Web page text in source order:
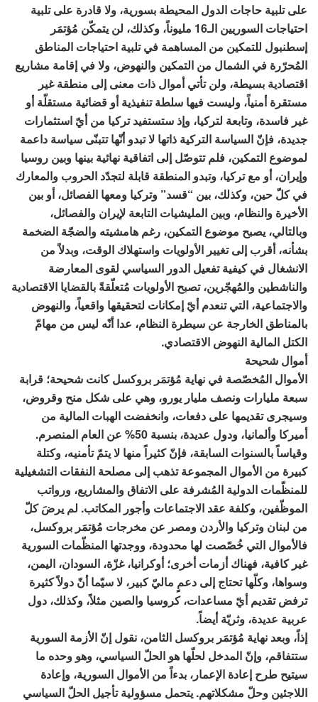
على تلبية حاجات الدول المحيطة بسورية، ولا قادرة على تلبية
احتياجات السوريين الـ16 مليوناً، وكذلك، لن يتمكّن مُؤتمَر
إسطنبول للتمكين من المساهمة في تلبية احتياجات المناطق
المُحرّرة في الشمال من التمكين والنهوض، ولا في إقامة مشاريع
اقتصادية بسيطة، ولن تأتي أموال ذات معنى إلى منطقة غير
مستقرة أمنياً، وليست فيها سلطة تنفيذية أو قضائية مستقلّة أو
غير فاسدة، وتابعة لتركيا، وإذ ستستفيد تركيا من أيّ استثمارات
جديدة، فإنّ السياسة التركية ذاتها لا تبدو أنّها تتبنّى سياسة داعمة
لموضوع التمكين، فلم تتوصّل إلى اتفاقية نهائية بينها وبين روسيا
وإيران، أو مع تركيا، وتبدو المنطقة قابلة لتجدّد الحروب والمعارك
في كلّ حين، وكذلك، بين “قسد” وتركيا ومعها الفصائل، أو بين
الأخيرة والنظام، وبين المليشيات التابعة لإيران والفصائل،
وبالتالي، يصبح موضوع التمكين، رغم هامشيته والضجّة الضخمة
بشأنه، أقرب إلى تغيير الأولويات واستهلاك الوقت، وبدلاً من
الانشغال في كيفية تفعيل الدور السياسي لقوى المعارضة
والناشطين والمُهجّرين، تصبح الأولويات مُتعلّقةً بالقضايا الاقتصادية
والاجتماعية، التي تنعدم أيّ إمكانات لتحقيقها واقعياً، والنهوض
بالمناطق الخارجة عن سيطرة النظام، عدا أنّه ليس من مهامّ
الكتل المالية النهوض الاقتصادي.
أموال شحيحة
الأموال المُخصّصة في نهاية مُؤتمَر بروكسل كانت شحيحة؛ قرابة
سبعة مليارات ونصف مليار يورو، وهي على شكل منح وقروض،
وسيجرى تقديمها على دفعات، وانخفضت الهبات المالية من
أميركا وألمانيا، ودول عديدة، بنسبة 50% عن العام المنصرم.
وقياساً بالسنوات السابقة، فإنّ كثيراً منها لا يتمّ تأمنيه، وكتلة
كبيرة من الأموال المجموعة تذهب إلى مصلحة النفقات التشغيلية
للمنظّمات الدولية المُشرفة على الاتفاق والمشاريع، ورواتب
الموظّفين، وكلفة عقد الاجتماعات وأجور المكاتب. لم يرضَ كلّ
من لبنان وتركيا والأردن ومصر عن مخرجات مُؤتمَر بروكسل،
فالأموال التي خُصّصت لها محدودة، ووجدتها المنظّمات السورية
غير كافية، فهناك أزمات أخرى؛ أوكرانيا، غزّة، السودان، اليمن،
وسواها، وكلّها تحتاج إلى دعمٍ ماليّ كبير، لا سيّما أنّ دولاً كثيرة
ترفض تقديم أيّ مساعدات، كروسيا والصين مثلاً، وكذلك، دول
عربية عديدة، وثريّة أيضاً.
إذاً، وبعد نهاية مُؤتمَر بروكسل الثامن، نقول إنّ الأزمة السورية
ستتفاقم، وإنّ المدخل لحلّها هو الحلّ السياسي، وهو وحده ما
سيتيح طرح إعادة الإعمار، بدءاً من الأموال السورية، وإعادة
اللاجئين وحلّ مشكلاتهم. يتحمل مسؤولية تأجيل الحلّ السياسي